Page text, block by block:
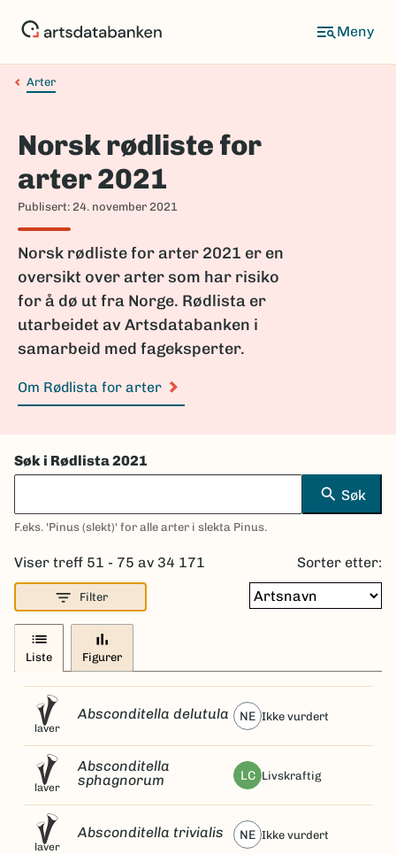
Meny
Navigasjonssti
Arter
Norsk rødliste for
arter 2021
Publisert: 24. november 2021
Norsk rødliste for arter 2021 er en
oversikt over arter som har risiko
for å dø ut fra Norge. Rødlista er
utarbeidet av Artsdatabanken i
samarbeid med fageksperter.
Om Rødlista for arter
Søk i Rødlista 2021
search Søk
F.eks. 'Pinus (slekt)' for alle arter i slekta Pinus.
Viser treff 51 - 75 av 34 171 Sorter etter:
filter_list Filter
list
Liste
bar_chart
Figurer
laver
Absconditella delutula NE ikke vurdert
laver
Absconditella
sphagnorum
LC livskraftig
laver
Absconditella trivialis NE ikke vurdert